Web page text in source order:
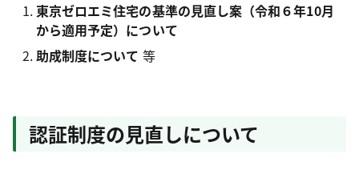
東京ゼロエミ住宅の基準の見直し案（令和６年10月
から適用予定）について
助成制度について 等
認証制度の見直しについて